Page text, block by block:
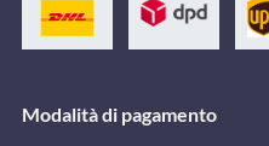
Modalità di pagamento